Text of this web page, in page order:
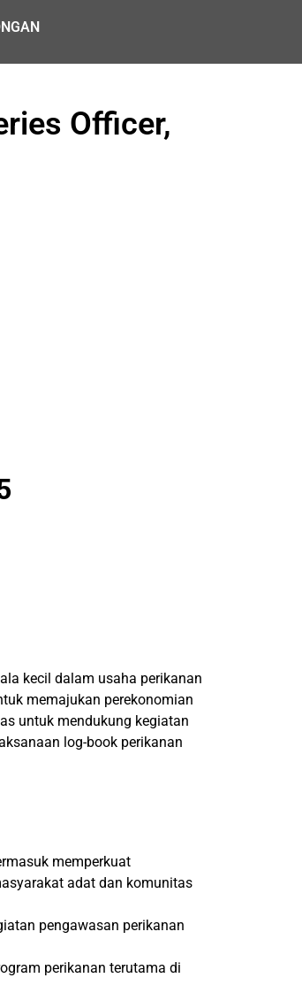
Officer,
kecil dalam usaha perikanan
memajukan perekonomian
untuk mendukung kegiatan
log-book perikanan
memperkuat
adat dan komunitas
pengawasan perikanan
perikanan terutama di